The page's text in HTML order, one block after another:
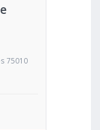
75010